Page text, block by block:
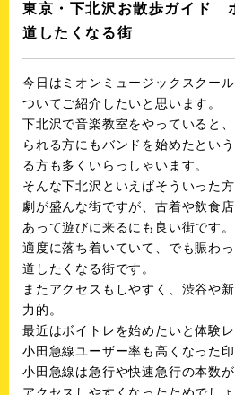
東京・下北沢お散歩ガイド
道したくなる街
今日はミオンミュージックスクー
ついてご紹介したいと思います。
下北沢で音楽教室をやっていると
られる方にもバンドを始めたとい
る方も多くいらっしゃいます。
そんな下北沢といえばそういった
劇が盛んな街ですが、古着や飲食
あって遊びに来るにも良い街です。
適度に落ち着いていて、でも賑わ
道したくなる街です。
またアクセスもしやすく、渋谷や
力的。
最近はボイトレを始めたいと体験
小田急線ユーザー率も高くなった印
小田急線は急行や快速急行の本数